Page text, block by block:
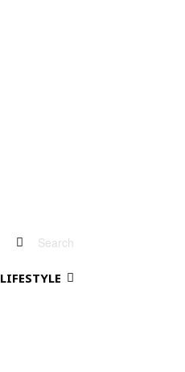
Search
LIFESTYLE